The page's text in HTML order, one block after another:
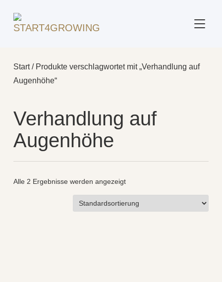
Start/ Produkte verschlagwortet mit „Verhandlung auf
Augenhöhe“
Verhandlung auf
Augenhöhe
Alle 2 Ergebnisse werden angezeigt